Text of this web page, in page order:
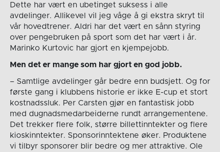
Dette har vært en ubetinget suksess i alle
avdelinger. Allikevel vil jeg våge å gi ekstra skryt til
vår hovedtrener. Aldri har det vært en sånn styring
over pengebruken på sport som det har vært i år.
Marinko Kurtovic har gjort en kjempejobb.
Men det er mange som har gjort en god jobb.
– Samtlige avdelinger går bedre enn budsjett. Og for
første gang i klubbens historie er ikke E-cup et stort
kostnadssluk. Per Carsten gjør en fantastisk jobb
med dugnadsmedarbeiderne rundt arrangementene.
Det trekker flere folk, større billettinntekter og flere
kioskinntekter. Sponsorinntektene øker. Produktene
vi tilbyr sponsorer blir bedre og mer attraktive. Ole